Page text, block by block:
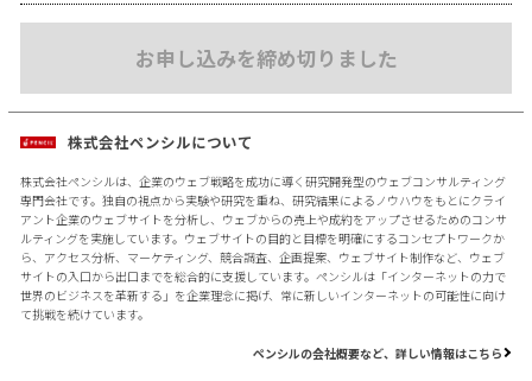
お申し込みを締め切りました
株式会社ペンシルについて
株式会社ペンシルは、企業のウェブ戦略を成功に導く研究開発型のウェブコンサルティング
専門会社です。独自の視点から実験や研究を重ね、研究結果によるノウハウをもとにクライ
アント企業のウェブサイトを分析し、ウェブからの売上や成約をアップさせるためのコンサ
ルティングを実施しています。ウェブサイトの目的と目標を明確にするコンセプトワークか
ら、アクセス分析、マーケティング、競合調査、企画提案、ウェブサイト制作など、ウェブ
サイトの入口から出口までを総合的に支援しています。ペンシルは「インターネットの力で
世界のビジネスを革新する」を企業理念に掲げ、常に新しいインターネットの可能性に向け
て挑戦を続けています。
ペンシルの会社概要など、詳しい情報はこちら